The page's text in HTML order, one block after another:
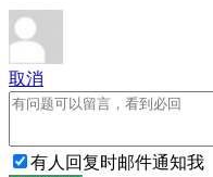
取消
有人回复时邮件通知我